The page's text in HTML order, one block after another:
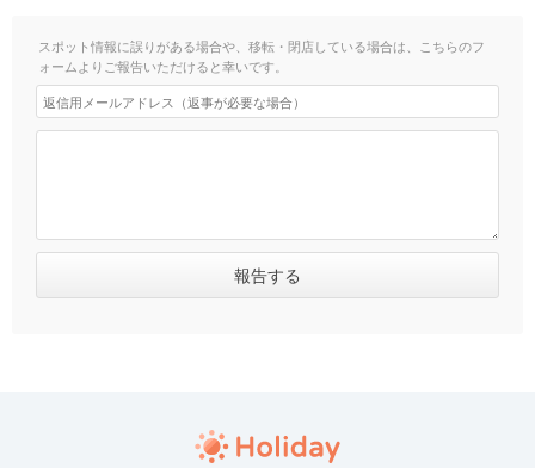
スポット情報に誤りがある場合や、移転・閉店している場合は、こちらのフ
ォームよりご報告いただけると幸いです。